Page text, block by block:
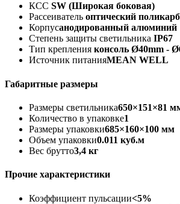
КСС SW (Широкая боковая)
Рассеиватель оптический
Корпусанодированный алюминий
Степень защиты светильника IP67
Тип крепления консоль Ø40mm -
Источник питанияMEAN WELL
Габаритные размеры
Размеры светильника650×151×81
Количество в упаковке1
Размеры упаковки685×160×100 мм
Объем упаковки0.011 куб.м
Вес брутто3,4 кг
Прочие характеристики
Коэффициент пульсации<5%